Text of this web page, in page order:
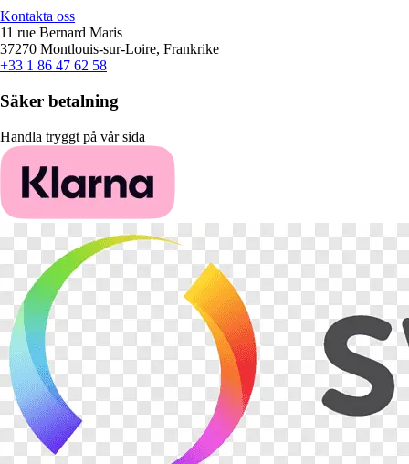
Kontakta oss
11 rue Bernard Maris
37270 Montlouis-sur-Loire, Frankrike
+33 1 86 47 62 58
Säker betalning
Handla tryggt på vår sida